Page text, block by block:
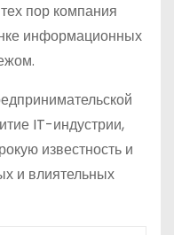
пор компания
информационных
IT-индустрии,
известность и
и влиятельных